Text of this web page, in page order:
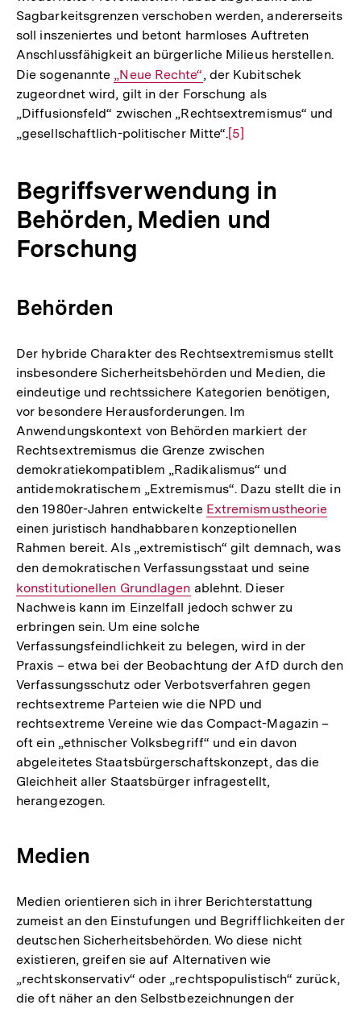
der
Fußnote
Sagbarkeitsgrenzen verschoben werden, andererseits
soll inszeniertes und betont harmloses Auftreten
Anschlussfähigkeit an bürgerliche Milieus herstellen.
Die sogenannte Interner
Link:
„Neue Rechte“, der Kubitschek
zugeordnet wird, gilt in der Forschung als
„Diffusionsfeld“ zwischen „Rechtsextremismus“ und
„gesellschaftlich-politischer Mitte“.Zur
Fußnote
[5]
Begriffsverwendung in
Behörden, Medien und
Forschung
Behörden
Der hybride Charakter des Rechtsextremismus stellt
insbesondere Sicherheitsbehörden und Medien, die
eindeutige und rechtssichere Kategorien benötigen,
vor besondere Herausforderungen. Im
Anwendungskontext von Behörden markiert der
Rechtsextremismus die Grenze zwischen
demokratiekompatiblem „Radikalismus“ und
antidemokratischem „Extremismus“. Dazu stellt die in
den 1980er-Jahren entwickelte Interner
Link:
Extremismustheorie
einen juristisch handhabbaren konzeptionellen
Rahmen bereit. Als „extremistisch“ gilt demnach, was
den demokratischen Verfassungsstaat und seine
konstitutionellen Grundlagen ablehnt. Dieser
Nachweis kann im Einzelfall jedoch schwer zu
erbringen sein. Um eine solche
Verfassungsfeindlichkeit zu belegen, wird in der
Praxis – etwa bei der Beobachtung der AfD durch den
Verfassungsschutz oder Verbotsverfahren gegen
rechtsextreme Parteien wie die NPD und
rechtsextreme Vereine wie das Compact-Magazin –
oft ein „ethnischer Volksbegriff“ und ein davon
abgeleitetes Staatsbürgerschaftskonzept, das die
Gleichheit aller Staatsbürger infragestellt,
herangezogen.
Medien
Medien orientieren sich in ihrer Berichterstattung
zumeist an den Einstufungen und Begrifflichkeiten der
deutschen Sicherheitsbehörden. Wo diese nicht
existieren, greifen sie auf Alternativen wie
„rechtskonservativ“ oder „rechtspopulistisch“ zurück,
die oft näher an den Selbstbezeichnungen der